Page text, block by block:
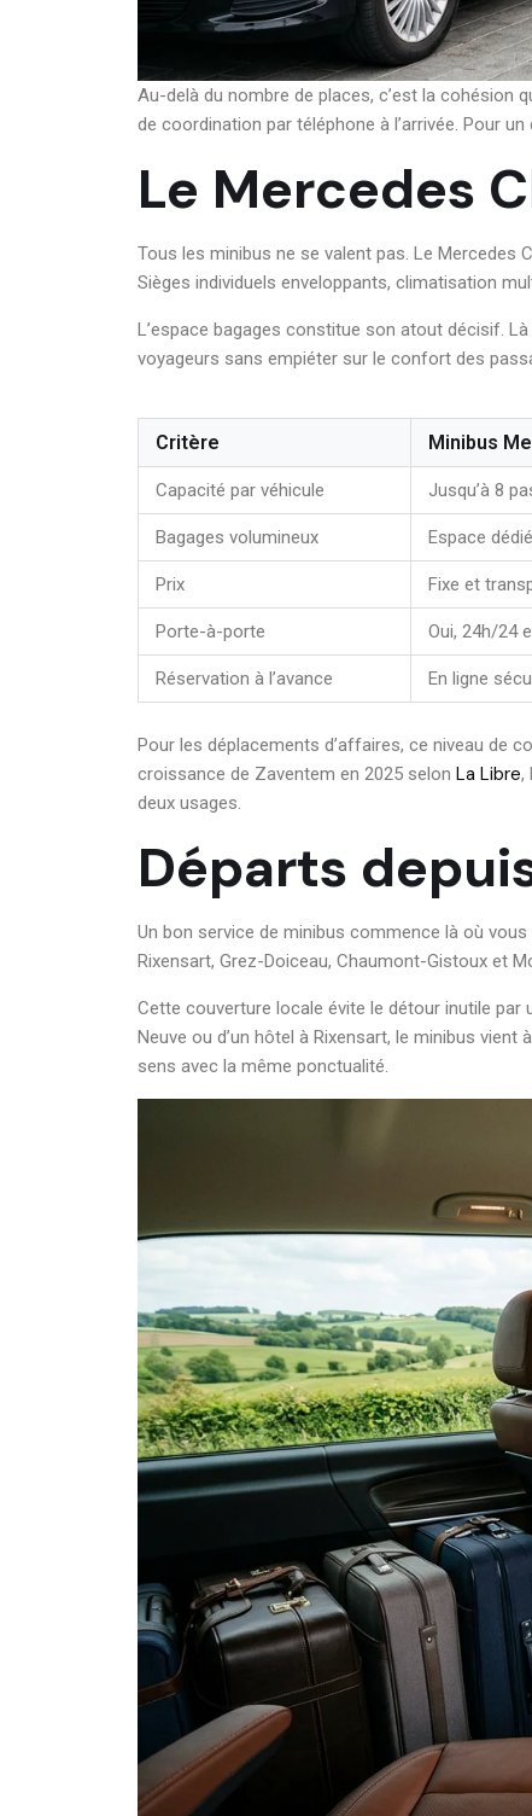
Au-delà du nombre de places, c’est la cohésion
de coordination par téléphone à l’arrivée. Pour
Le Mercedes
Tous les minibus ne se valent pas. Le
Sièges individuels enveloppants, climatisation
L’espace bagages constitue son atout décisif.
voyageurs sans empiéter sur le confort des
Critère Minibus
Capacité par véhicule Jusqu’à 8
Bagages volumineux Espace
Prix Fixe et
Porte-à-porte Oui, 24h/24
Réservation à l’avance En ligne
Pour les déplacements d’affaires, ce niveau de
croissance de Zaventem en 2025 selon La Libre,
deux usages.
Départs
Un bon service de minibus commence là où
Rixensart, Grez-Doiceau, Chaumont-Gistoux et
Cette couverture locale évite le détour inutile par
Neuve ou d’un hôtel à Rixensart, le minibus
sens avec la même ponctualité.